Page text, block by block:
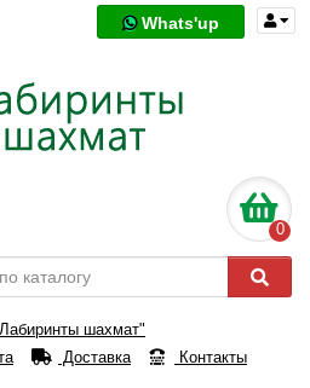
Whats'up
0
шахмат"
Доставка
Контакты